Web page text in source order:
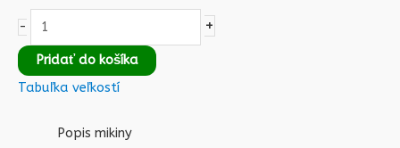
- +
Pridať do košíka
Tabuľka veľkostí
Popis mikiny